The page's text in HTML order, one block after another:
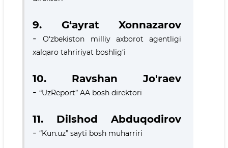
9. G‘ayrat Xonnazarov
-O‘zbekiston milliy axborot agentligi
xalqaro tahririyat boshlig‘i
10.
Ravshan Jo'raev
- “UzReport” AA bosh direktori
11. Dilshod Abduqodirov
- “Kun.uz” sayti bosh muharriri